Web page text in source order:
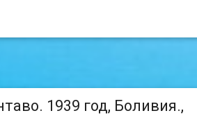
1939 год, Боливия.,